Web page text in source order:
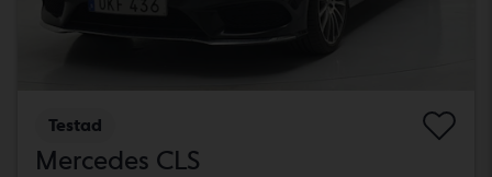
Testad
Mercedes CLS